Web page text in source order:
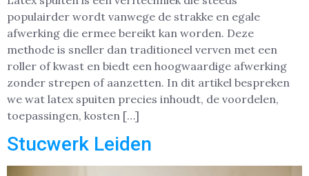
populairder wordt vanwege de strakke en egale
afwerking die ermee bereikt kan worden. Deze
methode is sneller dan traditioneel verven met een
roller of kwast en biedt een hoogwaardige afwerking
zonder strepen of aanzetten. In dit artikel bespreken
we wat latex spuiten precies inhoudt, de voordelen,
toepassingen, kosten […]
Stucwerk Leiden